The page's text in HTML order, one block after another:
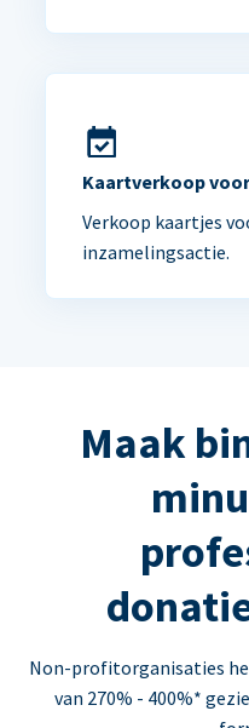
Kaartverkoop
Verkoop kaartjes
inzamelingsactie.
Maak
Non-profitorganisaties
van 270% - 400%*